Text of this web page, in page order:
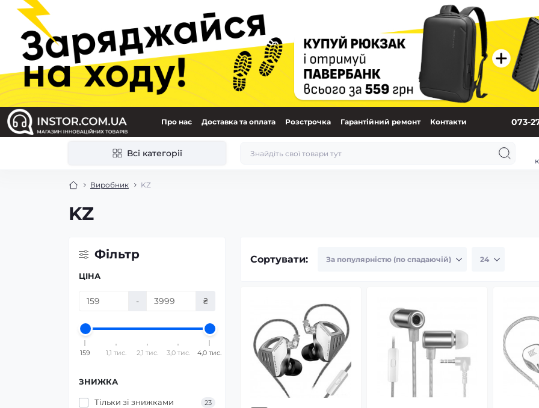
Про нас Доставка та оплата Розстрочка Гарантійний ремонт Контакти 073-
Всі категорії
Виробник KZ
KZ
Фільтр
ЦІНА
- ₴
159 1,1 тис. 2,1 тис. 3,0 тис. 4,0 тис.
ЗНИЖКА
Тільки зі знижками 23
Сортувати: